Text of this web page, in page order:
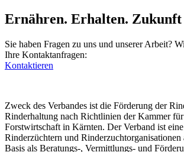
Ernähren. Erhalten. Zukunft
Sie haben Fragen zu uns und unserer Arbeit?
Ihre Kontaktanfragen:
Kontaktieren
Zweck des Verbandes ist die Förderung der
Rinderhaltung nach Richtlinien der Kammer
Forstwirtschaft in Kärnten. Der Verband ist
Rinderzüchtern und
Basis als Beratungs-, Vermittlungs- und